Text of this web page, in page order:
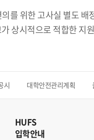
를 위한 고사실 별도
상시적으로 적합한 지
시 대학안전관리계획
HUFS
입학안내